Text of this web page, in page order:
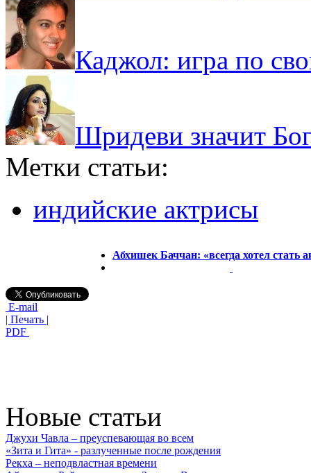
Каджол: игра по
Шридеви значит
Метки статьи:
индийские актрисы
Абхишек Баччан: «всегда хотел стать
E-mail
| Печать |
PDF
Новые статьи
Джухи Чавла – преуспевающая во всем
«Зита и Гита» - разлученные после рождения
Рекха – неподвластная времени